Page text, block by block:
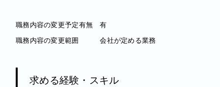
職務内容の変更予定有無 有
職務内容の変更範囲 会社が定める業務
求める経験・スキル